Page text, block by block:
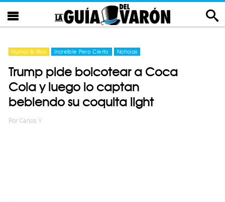
Humor & Risa Increíble Pero Cierto Noticias
Trump pide boicotear a Coca
Cola y luego lo captan
bebiendo su coquita light
Por Carlos Y